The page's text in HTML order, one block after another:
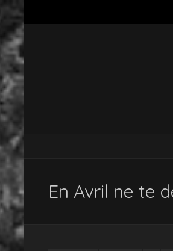
En Avril ne te